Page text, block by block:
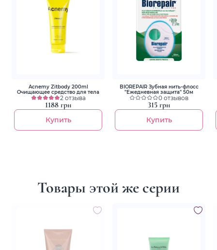
Acnemy Zitbody 200ml
Очищающее средство для тела
2 отзыва
1188 грн
Купить
BIOREPAIR Зубная нить-флосс
"Ежедневная защита" 50м
0 отзывов
315 грн
Купить
Товары этой же серии